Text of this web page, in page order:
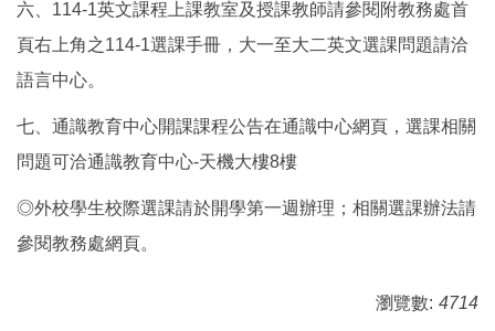
六、114-1英文課程上課教室及授課教師請參閱附教務處首
頁右上角之114-1選課手冊，大一至大二英文選課問題請洽
語言中心。
七、通識教育中心開課課程公告在通識中心網頁，選課相關
問題可洽通識教育中心-天機大樓8樓
◎外校學生校際選課請於開學第一週辦理；相關選課辦法請
參閱教務處網頁。
瀏覽數: 4714